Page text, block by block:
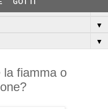
▼
▼
la fiamma o
GOT IT